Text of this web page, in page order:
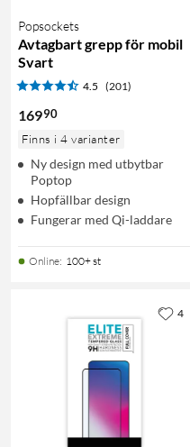
Popsockets
Avtagbart grepp för mobil
Svart
4.5 (201)
16990
Finns i 4 varianter
Ny design med utbytbar
Poptop
Hopfällbar design
Fungerar med Qi-laddare
Online: 100+ st
4